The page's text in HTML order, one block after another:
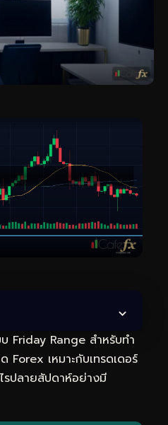
Friday Range สำหรับทำ
Forex เหมาะกับเทรดเดอร์
รปลายสัปดาห์อย่างมี